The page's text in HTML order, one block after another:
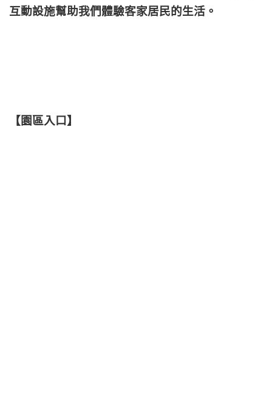
互動設施幫助我們體驗客家居民的生活。
【園區入口】